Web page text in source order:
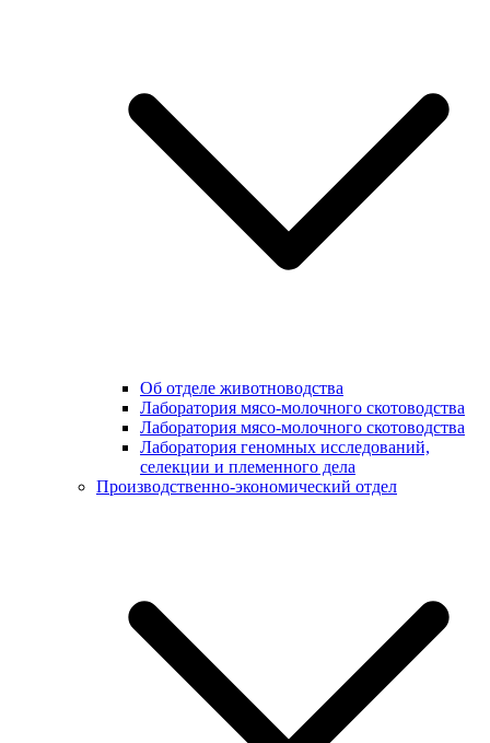
Об отделе животноводства
Лаборатория мясо-молочного скотоводства
Лаборатория мясо-молочного скотоводства
Лаборатория геномных исследований,
селекции и племенного дела
Производственно-экономический отдел